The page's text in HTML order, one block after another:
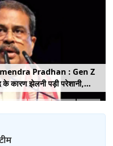
Pradhan : Gen Z
के कारण झेलनी पड़ी परेशानी,
नहीं किया जा सकता नजरअंदाज,